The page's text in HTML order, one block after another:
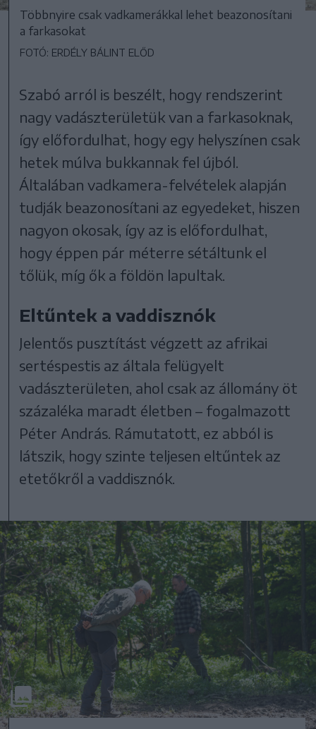
Többnyire csak vadkamerákkal lehet beazonosítani
a farkasokat
FOTÓ: ERDÉLY BÁLINT ELŐD
Szabó arról is beszélt, hogy rendszerint
nagy vadászterületük van a farkasoknak,
így előfordulhat, hogy egy helyszínen csak
hetek múlva bukkannak fel újból.
Általában vadkamera-felvételek alapján
tudják beazonosítani az egyedeket, hiszen
nagyon okosak, így az is előfordulhat,
hogy éppen pár méterre sétáltunk el
tőlük, míg ők a földön lapultak.
Eltűntek a vaddisznók
Jelentős pusztítást végzett az afrikai
sertéspestis az általa felügyelt
vadászterületen, ahol csak az állomány öt
százaléka maradt életben – fogalmazott
Péter András. Rámutatott, ez abból is
látszik, hogy szinte teljesen eltűntek az
etetőkről a vaddisznók.